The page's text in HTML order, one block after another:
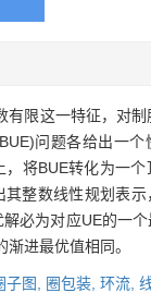
有限这一特征，对
问题各给出一个
，将BUE转化为一
整数线性规划表示
必为对应UE的一
进最优值相同。
子图, 圈包装, 环流,